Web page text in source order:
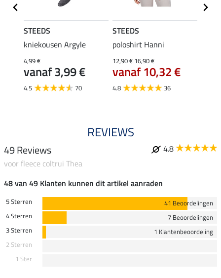
STEEDS
kniekousen Argyle
4,99 €
vanaf 3,99 €
4.5 70
STEEDS
poloshirt Hanni
12,90 €16,90 €
vanaf 10,32 €
4.8 36
REVIEWS
49 Reviews
4.8
voor fleece coltrui Thea
48 van 49 Klanten kunnen dit artikel aanraden
5 Sterren
41 Beoordelingen
4 Sterren
7 Beoordelingen
3 Sterren
1 Klantenbeoordeling
2 Sterren
1 Ster